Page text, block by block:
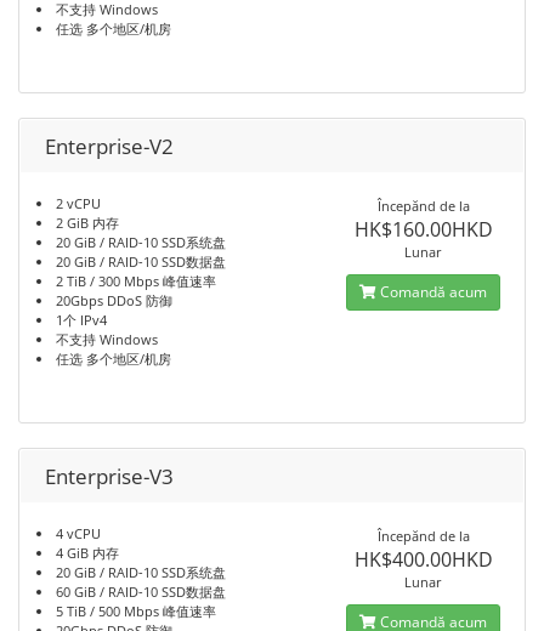
不支持 Windows
任选 多个地区/机房
Enterprise-V2
2 vCPU
2 GiB 内存
20 GiB / RAID-10 SSD系统盘
20 GiB / RAID-10 SSD数据盘
2 TiB / 300 Mbps 峰值速率
20Gbps DDoS 防御
1个 IPv4
不支持 Windows
任选 多个地区/机房
Începănd de la
HK$160.00HKD
Lunar
Comandă acum
Enterprise-V3
4 vCPU
4 GiB 内存
20 GiB / RAID-10 SSD系统盘
60 GiB / RAID-10 SSD数据盘
5 TiB / 500 Mbps 峰值速率
Începănd de la
HK$400.00HKD
Lunar
Comandă acum